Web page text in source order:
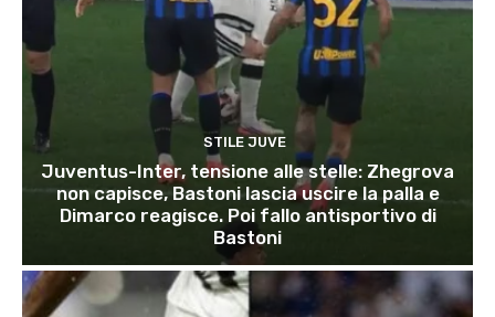
STILE JUVE
Juventus-Inter, tensione alle stelle: Zhegrova
non capisce, Bastoni lascia uscire la palla e
Dimarco reagisce. Poi fallo antisportivo di
Bastoni